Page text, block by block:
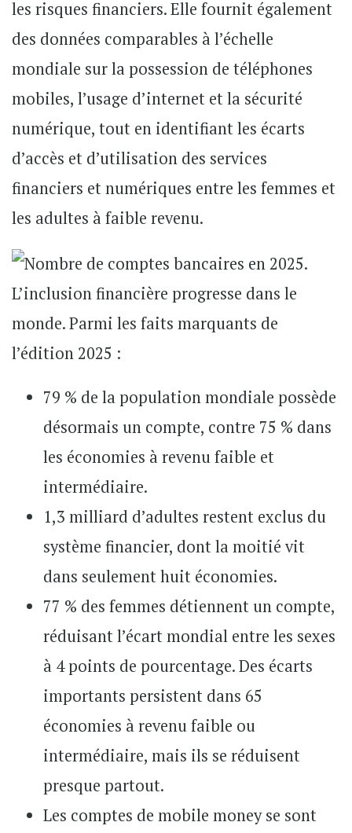
les risques financiers. Elle fournit également
des données comparables à l’échelle
mondiale sur la possession de téléphones
mobiles, l’usage d’internet et la sécurité
numérique, tout en identifiant les écarts
d’accès et d’utilisation des services
financiers et numériques entre les femmes et
les adultes à faible revenu.
L’inclusion financière progresse dans le
monde. Parmi les faits marquants de
l’édition 2025 :
79 % de la population mondiale possède
désormais un compte, contre 75 % dans
les économies à revenu faible et
intermédiaire.
1,3 milliard d’adultes restent exclus du
système financier, dont la moitié vit
dans seulement huit économies.
77 % des femmes détiennent un compte,
réduisant l’écart mondial entre les sexes
à 4 points de pourcentage. Des écarts
importants persistent dans 65
économies à revenu faible ou
intermédiaire, mais ils se réduisent
presque partout.
Les comptes de mobile money se sont